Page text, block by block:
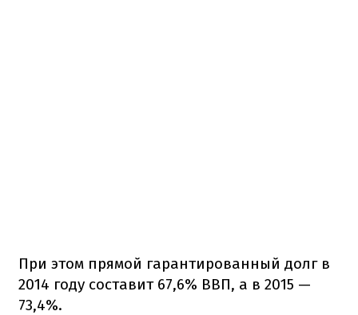
При этом прямой гарантированный долг в
2014 году составит 67,6% ВВП, а в 2015 —
73,4%.